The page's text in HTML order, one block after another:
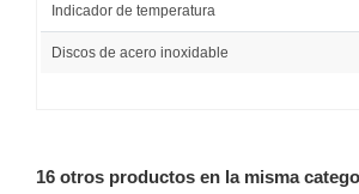
Indicador de temperatura
Discos de acero inoxidable
16 otros productos en la misma